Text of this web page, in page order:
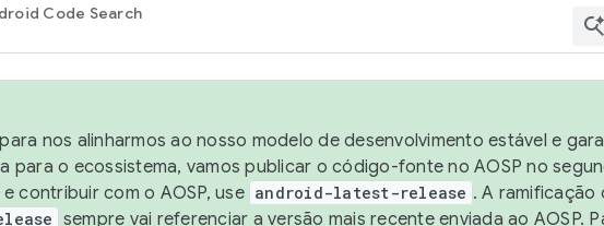
Code Search
nos alinharmos ao nosso modelo de desenvolvimento estável e
para o ecossistema, vamos publicar o código-fonte no AOSP no
contribuir com o AOSP, use android-latest-release . A ramificação
sempre vai referenciar a versão mais recente enviada ao AOSP.